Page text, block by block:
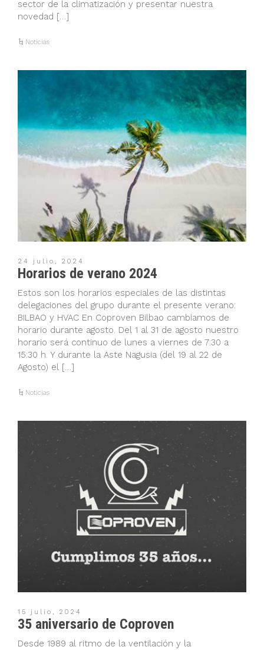
sector de la climatización y presentar nuestra
novedad […]
Noticias
24 julio, 2024
Horarios de verano 2024
Estos son los horarios especiales de las distintas
delegaciones del grupo durante el presente verano:
BILBAO y HVAC En Coproven Bilbao cambiamos de
horario durante agosto. Del 1 al 31 de agosto nuestro
horario será continuo de lunes a viernes de 7:30 a
15:30 h. Y durante la Aste Nagusia (del 19 al 22 de
Agosto) el […]
Noticias
15 julio, 2024
35 aniversario de Coproven
Desde 1989 al ritmo de la ventilación y la